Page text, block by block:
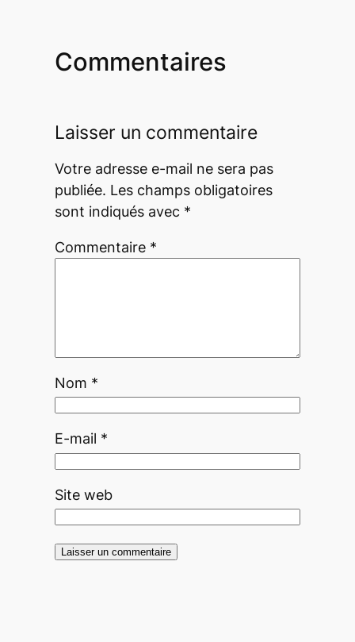
Commentaires
Laisser un commentaire
Votre adresse e-mail ne sera pas
publiée. Les champs obligatoires
sont indiqués avec *
Commentaire *
Nom *
E-mail *
Site web